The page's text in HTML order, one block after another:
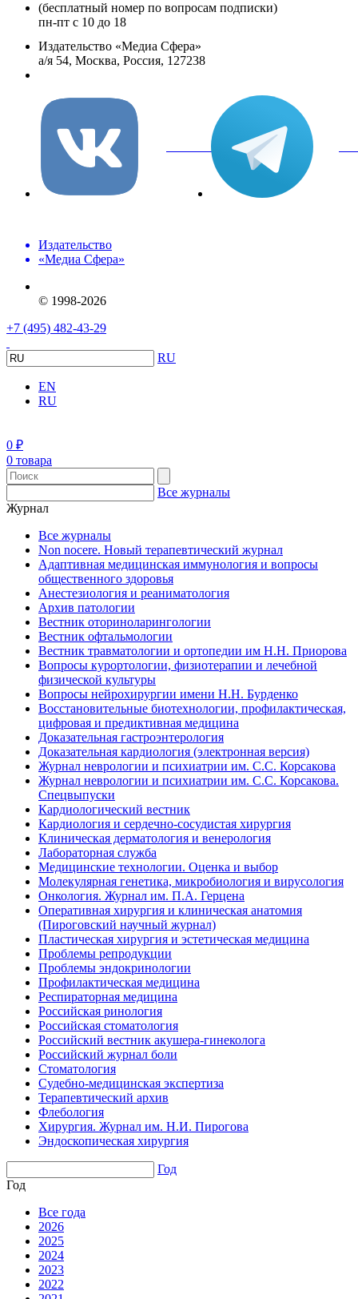
(бесплатный номер по вопросам подписки)
пн-пт с 10 до 18
Издательство «Медиа Сфера»
а/я 54, Москва, Россия, 127238
вКонтакте
Издательство
«Медиа Сфера»
© 1998-2026
+7 (495) 482-43-29
RU
EN
RU
0 ₽
0 товара
Все журналы
Журнал
Все журналы
Non nocere. Новый терапевтический журнал
Адаптивная медицинская иммунология и вопросы
общественного здоровья
Анестезиология и реаниматология
Архив патологии
Вестник оториноларингологии
Вестник офтальмологии
Вестник травматологии и ортопедии им Н.Н. Приорова
Вопросы курортологии, физиотерапии и лечебной
физической культуры
Вопросы нейрохирургии имени Н.Н. Бурденко
Восстановительные биотехнологии, профилактическая,
цифровая и предиктивная медицина
Доказательная гастроэнтерология
Доказательная кардиология (электронная версия)
Журнал неврологии и психиатрии им. С.С. Корсакова
Журнал неврологии и психиатрии им. С.С. Корсакова.
Спецвыпуски
Кардиологический вестник
Кардиология и сердечно-сосудистая хирургия
Клиническая дерматология и венерология
Лабораторная служба
Медицинские технологии. Оценка и выбор
Молекулярная генетика, микробиология и вирусология
Онкология. Журнал им. П.А. Герцена
Оперативная хирургия и клиническая анатомия
(Пироговский научный журнал)
Пластическая хирургия и эстетическая медицина
Проблемы репродукции
Проблемы эндокринологии
Профилактическая медицина
Респираторная медицина
Российская ринология
Российская стоматология
Российский вестник акушера-гинеколога
Российский журнал боли
Стоматология
Судебно-медицинская экспертиза
Терапевтический архив
Флебология
Хирургия. Журнал им. Н.И. Пирогова
Эндоскопическая хирургия
Год
Год
Все года
2026
2025
2024
2023
2022